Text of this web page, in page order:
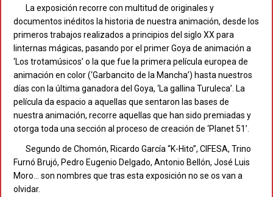
La exposición recorre con multitud de originales y
documentos inéditos la historia de nuestra animación, desde los
primeros trabajos realizados a principios del siglo XX para
linternas mágicas, pasando por el primer Goya de animación a
‘Los trotamúsicos’ o la que fue la primera película europea de
animación en color (‘Garbancito de la Mancha’) hasta nuestros
días con la última ganadora del Goya, ‘La gallina Turuleca’. La
película da espacio a aquellas que sentaron las bases de
nuestra animación, recorre aquellas que han sido premiadas y
otorga toda una sección al proceso de creación de ‘Planet 51’.
Segundo de Chomón, Ricardo García “K-Hito”, CIFESA, Trino
Furnó Brujó, Pedro Eugenio Delgado, Antonio Bellón, José Luis
Moro… son nombres que tras esta exposición no se os van a
olvidar.